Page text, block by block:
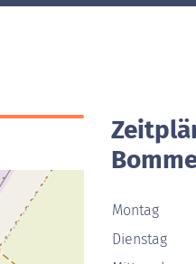
Montag
Dienstag